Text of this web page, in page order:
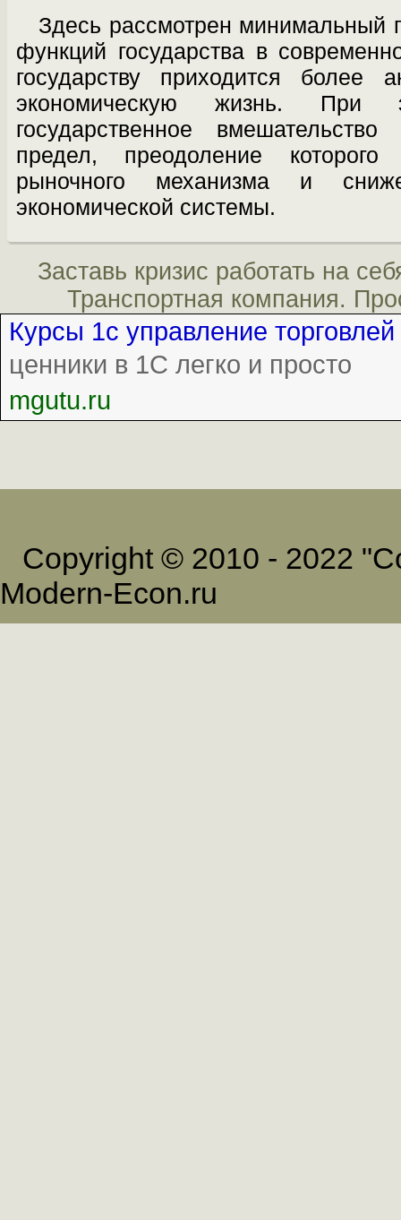
Здесь рассмотрен минимальный
функций государства в
госу­дарству приходится более
экономиче­скую жизнь. При
государственное
предел, преодоление которого
рыночного механизма и
экономической системы.
Заставь кризис работать на
Транспортная компания.
Курсы 1с управление торговлей
ценники в 1С легко и просто
mgutu.ru
Copyright © 2010 - 2022
Modern-Econ.ru